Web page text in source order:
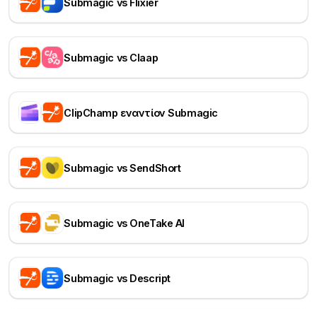
Submagic vs Claap
ClipChamp εναντίον Submagic
Submagic vs SendShort
Submagic vs OneTake AI
Submagic vs Descript